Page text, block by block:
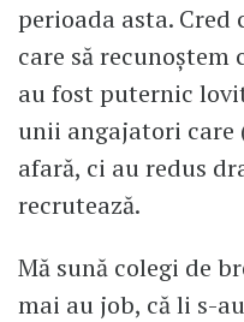
perioada asta. Cred
care să recunoștem
au fost puternic
unii angajatori care
afară, ci au redus
recrutează.
Mă sună colegi de
mai au job, că li s-